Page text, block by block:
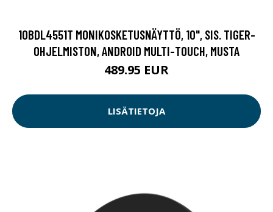
10BDL4551T MONIKOSKETUSNÄYTTÖ, 10", SIS. TIGER-
OHJELMISTON, ANDROID MULTI-TOUCH, MUSTA
489.95 EUR
LISÄTIETOJA